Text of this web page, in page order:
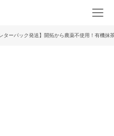
レターパック発送】開拓から農薬不使用！有機抹